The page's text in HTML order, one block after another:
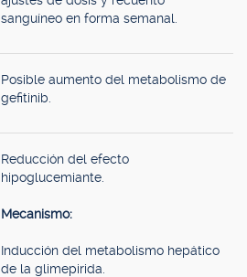
sanguíneo en forma semanal.
Posible aumento del metabolismo de
gefitinib.
Reducción del efecto
hipoglucemiante.
Mecanismo:
Inducción del metabolismo hepático
de la glimepirida.